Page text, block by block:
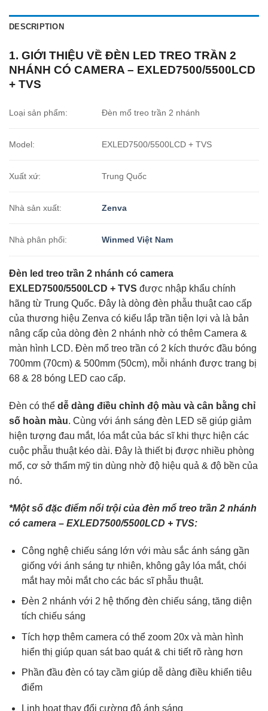
DESCRIPTION
1. GIỚI THIỆU VỀ ĐÈN LED TREO TRẦN 2
NHÁNH CÓ CAMERA – EXLED7500/5500LCD
+ TVS
Loại sản phẩm: Đèn mổ treo trần 2 nhánh
Model: EXLED7500/5500LCD + TVS
Xuất xứ: Trung Quốc
Nhà sản xuất: Zenva
Nhà phân phối: Winmed Việt Nam
Đèn led treo trần 2 nhánh có camera
EXLED7500/5500LCD + TVS được nhập khẩu chính
hãng từ Trung Quốc. Đây là dòng đèn phẫu thuật cao cấp
của thương hiệu Zenva có kiểu lắp trần tiện lợi và là bản
nâng cấp của dòng đèn 2 nhánh nhờ có thêm Camera &
màn hình LCD. Đèn mổ treo trần có 2 kích thước đầu bóng
700mm (70cm) & 500mm (50cm), mỗi nhánh được trang bị
68 & 28 bóng LED cao cấp.
Đèn có thể dễ dàng điều chỉnh độ màu và cân bằng chỉ
số hoàn màu. Cùng với ánh sáng đèn LED sẽ giúp giảm
hiện tượng đau mắt, lóa mắt của bác sĩ khi thực hiện các
cuộc phẫu thuật kéo dài. Đây là thiết bị được nhiều phòng
mổ, cơ sở thẩm mỹ tin dùng nhờ độ hiệu quả & độ bền của
nó.
*Một số đặc điểm nổi trội của đèn mổ treo trần 2 nhánh
có camera – EXLED7500/5500LCD + TVS:
Công nghệ chiếu sáng lớn với màu sắc ánh sáng gần
giống với ánh sáng tự nhiên, không gây lóa mắt, chói
mắt hay mỏi mắt cho các bác sĩ phẫu thuật.
Đèn 2 nhánh với 2 hệ thống đèn chiếu sáng, tăng diện
tích chiếu sáng
Tích hợp thêm camera có thể zoom 20x và màn hình
hiển thị giúp quan sát bao quát & chi tiết rõ ràng hơn
Phần đầu đèn có tay cầm giúp dễ dàng điều khiển tiêu
điểm
Linh hoạt thay đổi cường độ ánh sáng